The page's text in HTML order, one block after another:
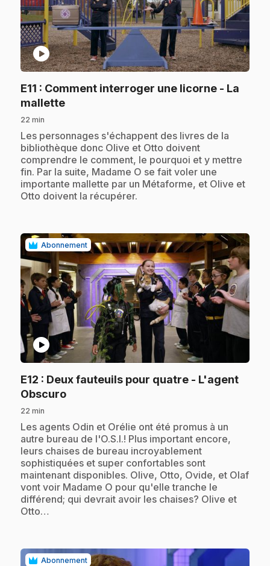
play_circle
E11 : Comment interroger une licorne - La
mallette.
22 min
.Les personnages s'échappent des livres de la
bibliothèque donc Olive et Otto doivent
comprendre le comment, le pourquoi et y mettre
fin. Par la suite, Madame O se fait voler une
importante mallette par un Métaforme, et Olive et
Otto doivent la récupérer.
Abonnement
play_circle
E12 : Deux fauteuils pour quatre - L'agent
Obscuro.
22 min
.Les agents Odin et Orélie ont été promus à un
autre bureau de l'O.S.I.! Plus important encore,
leurs chaises de bureau incroyablement
sophistiquées et super confortables sont
maintenant disponibles. Olive, Otto, Ovide, et Olaf
vont voir Madame O pour qu'elle tranche le
différend; qui devrait avoir les chaises? Olive et
Otto…
Abonnement